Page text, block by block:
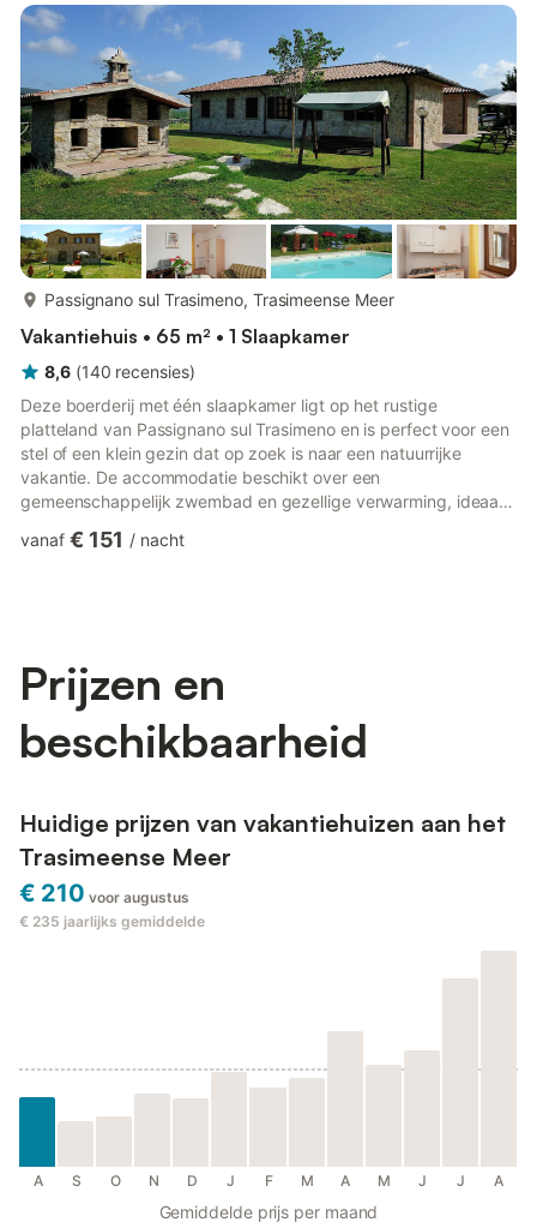
Voor uw comfort zijn er centrale verwarming en een
wasmachine aanwezig. Er is een open haard in de woonkamer
Passignano sul Trasimeno, Trasimeense Meer
Vakantiehuis • 65 m² • 1 Slaapkamer
8,6 (140 recensies)
Deze boerderij met één slaapkamer ligt op het rustige
platteland van Passignano sul Trasimeno en is perfect voor een
stel of een klein gezin dat op zoek is naar een natuurrijke
vakantie. De accommodatie beschikt over een
gemeenschappelijk zwembad en gezellige verwarming, ideaal
Natuurliefhebbers kunnen genieten van rustige wandelingen in
vanaf € 151 / nacht
Prijzen en
beschikbaarheid
Huidige prijzen van vakantiehuizen aan het
Trasimeense Meer
€ 210 voor augustus
€ 235 jaarlijks gemiddelde
A S O N D J F M A M J J A
Gemiddelde prijs per maand